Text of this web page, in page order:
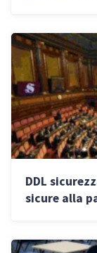
DDL
sicure alla